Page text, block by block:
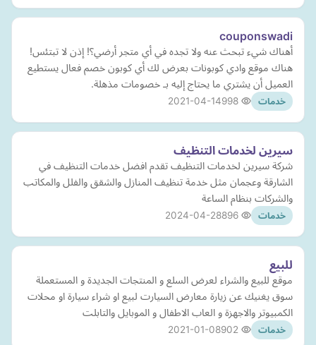
couponswadi
أهناك شيء تبحث عنه ولا تجده في أي متجر أرضي؟! إذن لا تبتئس!
هناك موقع وادي كوبونات بعرض لك أي كوبون خصم فعال يستطيع
العميل أن يشتري ما يحتاج إليه بـ خصومات مذهلة.
خدمات 2021-04-14
سيرين لخدمات التنظيف
شركة سيرين لخدمات التنظيف تقدم افضل خدمات التنظيف في
الشارقة وعجمان مثل خدمة تنظيف المنازل والشقق والفلل والمكاتب
والشركات بنظام الساعة
خدمات 2024-04-28
للبيع
موقع للبيع والشراء لعرض السلع و المنتجات الجديدة و المستعملة
سوق يغنيك عن زيارة معارض السيارت لبيع او شراء سيارة او محلات
الكمبيوتر والاجهزة و العاب الاطفال و الموبايل والتابلت
خدمات 2021-01-08